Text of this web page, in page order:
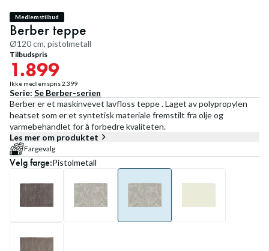
Medlemstilbud
Berber teppe
Ø120 cm, pistolmetall
Tilbudspris
1.899
Ikke medlemspris2.399
Serie: Se Berber-serien
Berber er et maskinvevet lavfloss teppe . Laget av polypropylen
heatset som er et syntetisk materiale fremstilt fra olje og
varmebehandlet for å forbedre kvaliteten.
Les mer om produktet
Fargevalg
Velgfarge:Pistolmetall